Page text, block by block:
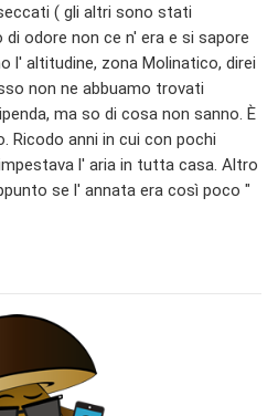
( gli altri sono stati
odore non ce n' era e si sapore
l' altitudine, zona Molinatico, direi
non ne abbuamo trovati
ma so di cosa non sanno. È
Ricodo anni in cui con pochi
l' aria in tutta casa. Altro
se l' annata era così poco "